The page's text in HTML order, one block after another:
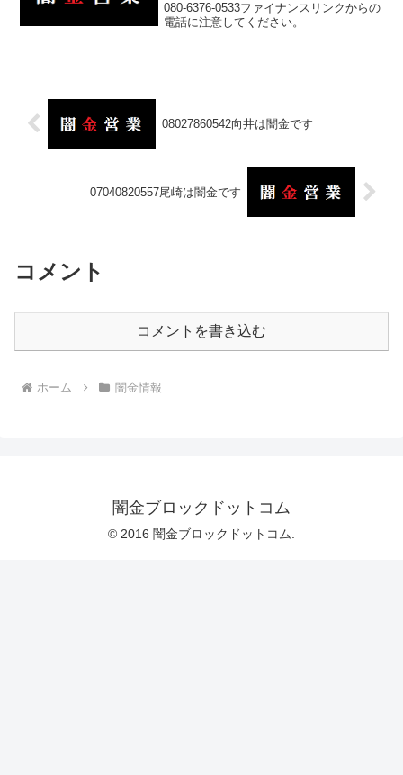
080-6376-0533ファイナンスリンクからの
電話に注意してください。
08027860542向井は闇金です
07040820557尾崎は闇金です
コメント
コメントを書き込む
ホーム 闇金情報
闇金ブロックドットコム
© 2016 闇金ブロックドットコム.